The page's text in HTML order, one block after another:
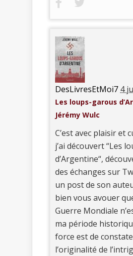
DesLivresEtMoi7 4
Les loups-garous
Jérémy Wulc
C’est avec plaisir et
j’ai découvert “Les
d’Argentine“,
des échanges sur
un post de son
bien vous avouer
Guerre Mondiale
ma période
force est de
l’originalité de